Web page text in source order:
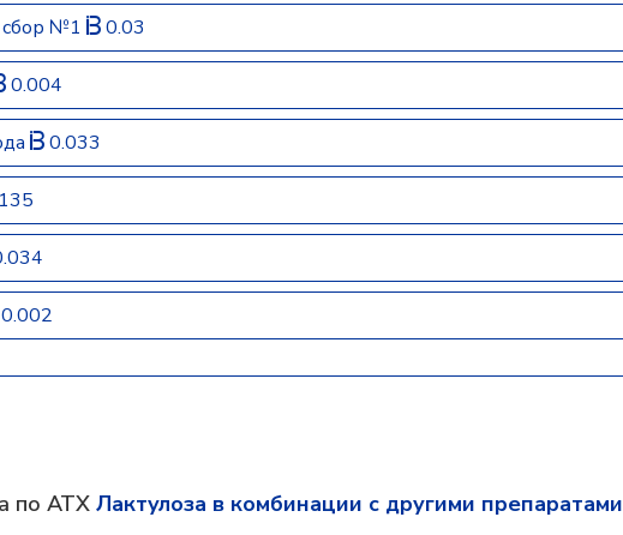
№1 0.03
0.004
0.033
0.002
по АТХ Лактулоза в комбинации с другими препаратами